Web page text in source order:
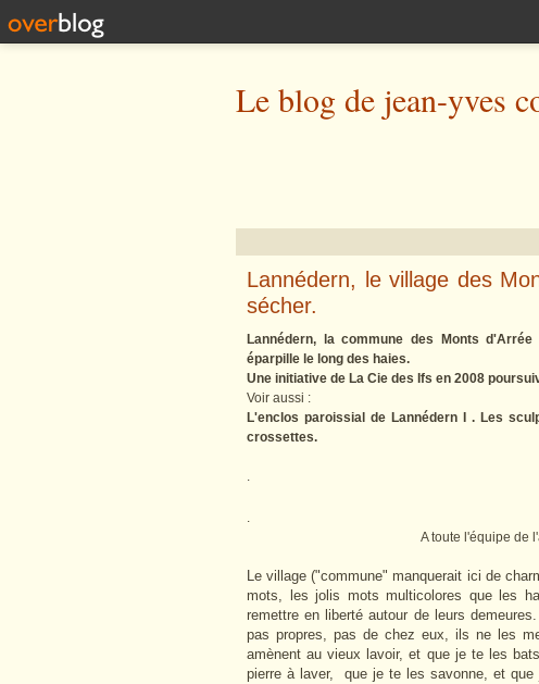
Le blog de jean-yves
Lannédern, le village des
sécher.
Lannédern, la commune des Monts
éparpille le long des haies.
Une initiative de La Cie des Ifs en 2008
Voir aussi :
L'enclos paroissial de Lannédern I . Les
crossettes.
.
.
A toute l'équipe de
Le village ("commune" manquerait ici de
mots, les jolis mots multicolores que les
remettre en liberté autour de leurs
pas propres, pas de chez eux, ils ne les
amènent au vieux lavoir, et que je te les
pierre à laver, que je te les savonne, et